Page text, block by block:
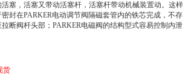
塞，活塞又带动活塞杆，活塞杆带动机械装置动。这样
封在PARKER电动调节阀隔磁套管内的铁芯完成，不存
断阀杆头部；PARKER电磁阀的结构型式容易控制内泄
货